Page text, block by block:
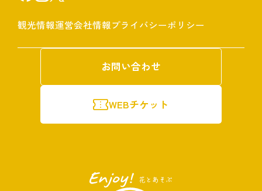
観光情報運営会社情報プライバシーポリシー
お問い合わせ
WEBチケット